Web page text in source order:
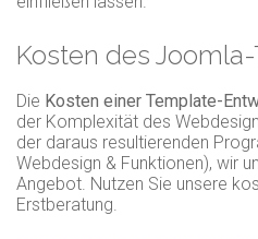
Kosten des
Die Kosten einer Template-
der Komplexität des
der daraus resultierenden
Webdesign & Funktionen), wir
Angebot. Nutzen Sie unsere
Erstberatung.